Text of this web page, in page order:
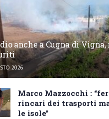
anche a Cugna di
2026
Marco Mazzocchi :
rincari dei trasporti
le isole”